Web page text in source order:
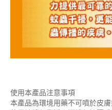
使用本產品注意事項
本產品為環境用藥不可噴於皮